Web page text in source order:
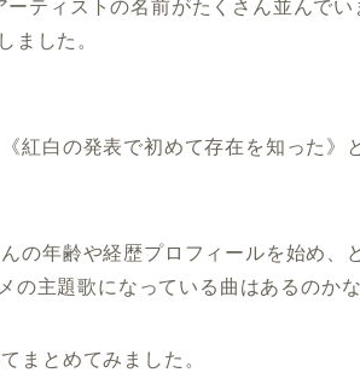
ティストの名前がたくさん並んでい
ました。
紅白の発表で初めて存在を知った》
の年齢や経歴プロフィールを始め、
の主題歌になっている曲はあるのかな
まとめてみました。